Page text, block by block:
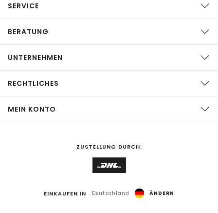
SERVICE
BERATUNG
UNTERNEHMEN
RECHTLICHES
MEIN KONTO
ZUSTELLUNG DURCH:
EINKAUFEN IN Deutschland ÄNDERN